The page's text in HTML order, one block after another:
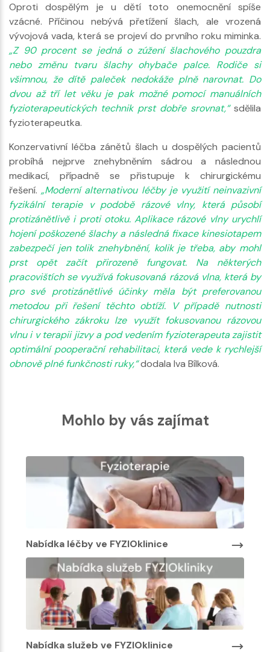
Oproti dospělým je u dětí toto onemocnění spíše
vzácné. Příčinou nebývá přetížení šlach, ale vrozená
vývojová vada, která se projeví do prvního roku miminka.
„Z 90 procent se jedná o zúžení šlachového pouzdra
nebo změnu tvaru šlachy ohybače palce. Rodiče si
všimnou, že dítě paleček nedokáže plně narovnat. Do
dvou až tří let věku je pak možné pomocí manuálních
fyzioterapeutických technik prst dobře srovnat,“ sdělila
fyzioterapeutka.
Konzervativní léčba zánětů šlach u dospělých pacientů
probíhá nejprve znehybněním sádrou a následnou
medikací, případně se přistupuje k chirurgickému
řešení.„Moderní alternativou léčby je využití neinvazivní
fyzikální terapie v podobě rázové vlny, která působí
protizánětlivě i proti otoku. Aplikace rázové vlny urychlí
hojení poškozené šlachy a následná fixace kinesiotapem
zabezpečí jen tolik znehybnění, kolik je třeba, aby mohl
prst opět začít přirozeně fungovat. Na některých
pracovištích se využívá fokusovaná rázová vlna, která by
pro své protizánětlivé účinky měla být preferovanou
metodou při řešení těchto obtíží. V případě nutnosti
chirurgického zákroku lze využít fokusovanou rázovou
vlnu i v terapii jizvy a pod vedením fyzioterapeuta zajistit
optimální pooperační rehabilitaci, která vede k rychlejší
obnově plné funkčnosti ruky,“dodala Iva Bílková.
Mohlo by vás zajímat
Nabídka léčby ve FYZIOklinice
Nabídka služeb ve FYZIOklinice